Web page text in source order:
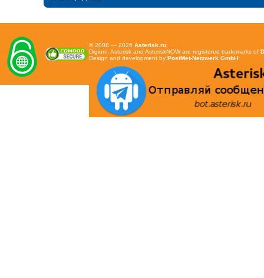
© 2008 — 2026 Asterisk.ru
Digium, Asterisk and AsteriskNOW are registered trademarks of
Design and development by PostMet-Netzwerk GmbH